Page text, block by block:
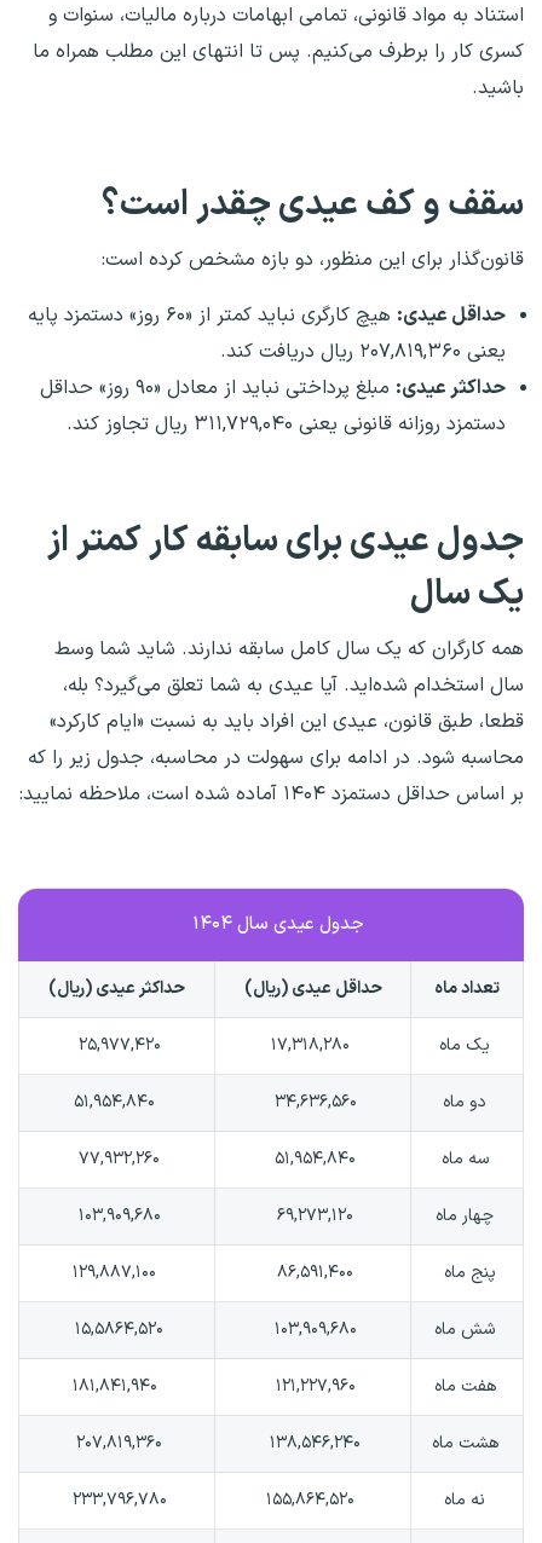
استناد به مواد قانونی، تمامی ابهامات درباره مالیات، سنوات و
کسری کار را برطرف می‌کنیم. پس تا انتهای این مطلب همراه ما
باشید.
سقف و کف عیدی چقدر است؟
قانون‌گذار برای این منظور، دو بازه مشخص کرده است:
حداقل عیدی:
هیچ کارگری نباید کمتر از «۶۰ روز» دستمزد پایه
یعنی ۲۰۷,۸۱۹,۳۶۰ ریال دریافت کند.
حداکثر عیدی:
مبلغ پرداختی نباید از معادل «۹۰ روز» حداقل
دستمزد روزانه قانونی یعنی ۳۱۱,۷۲۹,۰۴۰ ریال تجاوز کند.
جدول عیدی برای سابقه کار کمتر از
یک سال
همه کارگران که یک سال کامل سابقه ندارند. شاید شما وسط
سال استخدام شده‌اید. آیا عیدی به شما تعلق می‌گیرد؟ بله،
قطعا، طبق قانون، عیدی این افراد باید به نسبت «ایام کارکرد»
محاسبه شود. در ادامه برای سهولت در محاسبه، جدول زیر را که
بر اساس حداقل دستمزد ۱۴۰۴ آماده شده است، ملاحظه نمایید:
جدول عیدی سال ۱۴۰۴
تعداد ماه حداقل عیدی (ریال) حداکثر عیدی (ریال)
یک ماه ۲۵,۹۷۷,۴۲۰
دو ماه ۳۴,۶۳۶,۵۶۰
سه ماه ۵۱,۹۵۴,۸۴۰ ۷۷,۹۳۲,۲۶۰
چهار ماه ۶۹,۲۷۳,۱۲۰ ۱۰۳,۹۰۹,۶۸۰
پنج ماه ۸۶,۵۹۱,۴۰۰
شش ماه ۱۰۳,۹۰۹,۶۸۰ ۱۵,۵۸۶۴,۵۲۰
هفت ماه ۱۲۱,۲۲۷,۹۶۰
هشت ماه ۱۳۸,۵۴۶,۲۴۰ ۲۰۷,۸۱۹,۳۶۰
نه ماه ۲۳۳,۷۹۶,۷۸۰